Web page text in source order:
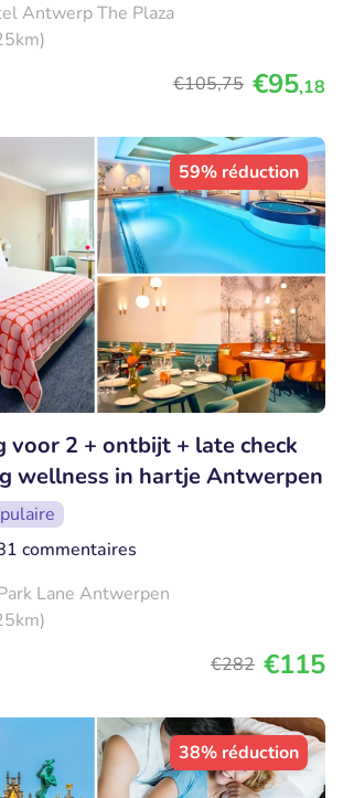
Antwerp The Plaza
€105,75 €95,18
59% réduction
voor 2 + ontbijt + late check
wellness in hartje Antwerpen
commentaires
Lane Antwerpen
€282 €115
38% réduction